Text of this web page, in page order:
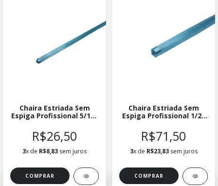
Chaira Estriada Sem
Espiga Profissional 5/16"
R$26,50
3x de R$8,83 sem juros
Chaira Estriada Sem
Espiga Profissional 1/2"
R$71,50
3x de R$23,83sem juros